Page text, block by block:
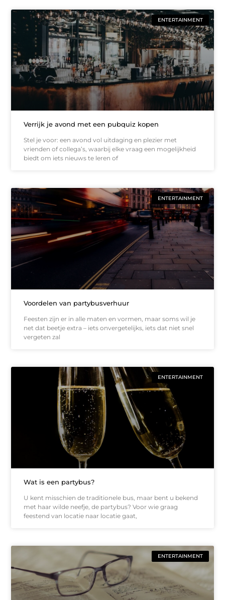
ENTERTAINMENT
Verrijk je avond met een pubquiz kopen
Stel je voor: een avond vol uitdaging en plezier met
vrienden of collega’s, waarbij elke vraag een mogelijkheid
biedt om iets nieuws te leren of
ENTERTAINMENT
Voordelen van partybusverhuur
Feesten zijn er in alle maten en vormen, maar soms wil je
net dat beetje extra – iets onvergetelijks, iets dat niet snel
vergeten zal
ENTERTAINMENT
Wat is een partybus?
U kent misschien de traditionele bus, maar bent u bekend
met haar wilde neefje, de partybus? Voor wie graag
feestend van locatie naar locatie gaat,
ENTERTAINMENT